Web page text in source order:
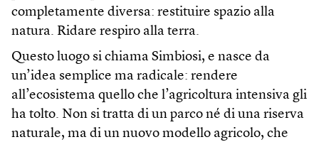
completamente diversa: restituire spazio alla
natura. Ridare respiro alla terra.
Questo luogo si chiama Simbiosi, e nasce da
un’idea semplice ma radicale: rendere
all’ecosistema quello che l’agricoltura intensiva gli
ha tolto. Non si tratta di un parco né di una riserva
naturale, ma di un nuovo modello agricolo, che